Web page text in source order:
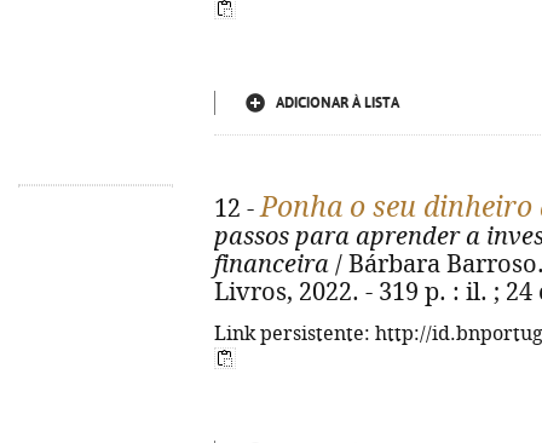
ADICIONAR À LISTA
12 -Ponha o seu
passos para aprender a
financeira / Bárbara
Livros, 2022. - 319 p. : il. ; 24
Link persistente: http://